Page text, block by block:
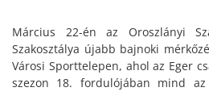
Március 22-én az Oroszlányi
Szakosztálya újabb bajnoki
Városi Sporttelepen, ahol az Eger
szezon 18. fordulójában mind